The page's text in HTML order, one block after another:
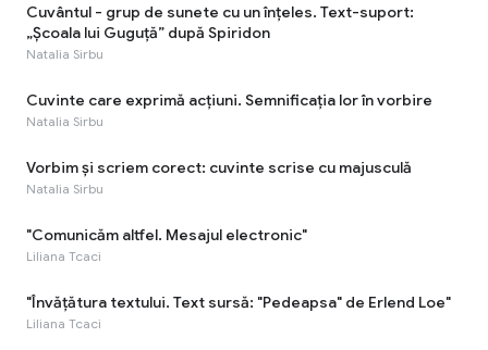
Cuvântul - grup de sunete cu un înţeles. Text-suport:
„Școala lui Guguță” după Spiridon
Natalia Sirbu
Cuvinte care exprimă acţiuni. Semnificaţia lor în vorbire
Natalia Sirbu
Vorbim și scriem corect: cuvinte scrise cu majusculă
Natalia Sirbu
"Comunicăm altfel. Mesajul electronic"
Liliana Tcaci
"Învăţătura textului. Text sursă: "Pedeapsa" de Erlend Loe"
Liliana Tcaci